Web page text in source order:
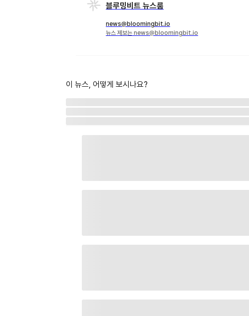
블루밍비트 뉴스룸
news@bloomingbit.io
뉴스 제보는 news@bloomingbit.io
이 뉴스, 어떻게 보시나요?